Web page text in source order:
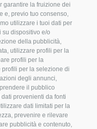
garantire la fruizione dei
e, previo tuo consenso,
utilizzare i tuoi dati per
su dispositivo e/o
della pubblicità,
utilizzare profili per la
profili per la
per la selezione di
degli annunci,
il pubblico
provenienti da fonti
dati limitati per la
prevenire e rilevare
pubblicità e contenuto,